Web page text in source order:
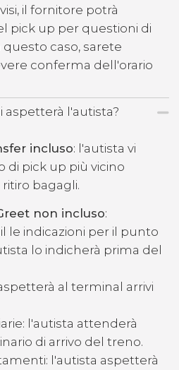
il fornitore potrà
pick up per questioni di
questo caso, sarete
conferma dell'orario
l'autista?
incluso: l'autista vi
di pick up più vicino
bagagli.
non incluso:
le indicazioni per il punto
lo indicherà prima del
al terminal arrivi
l'autista attenderà
di arrivo del treno.
l'autista aspetterà